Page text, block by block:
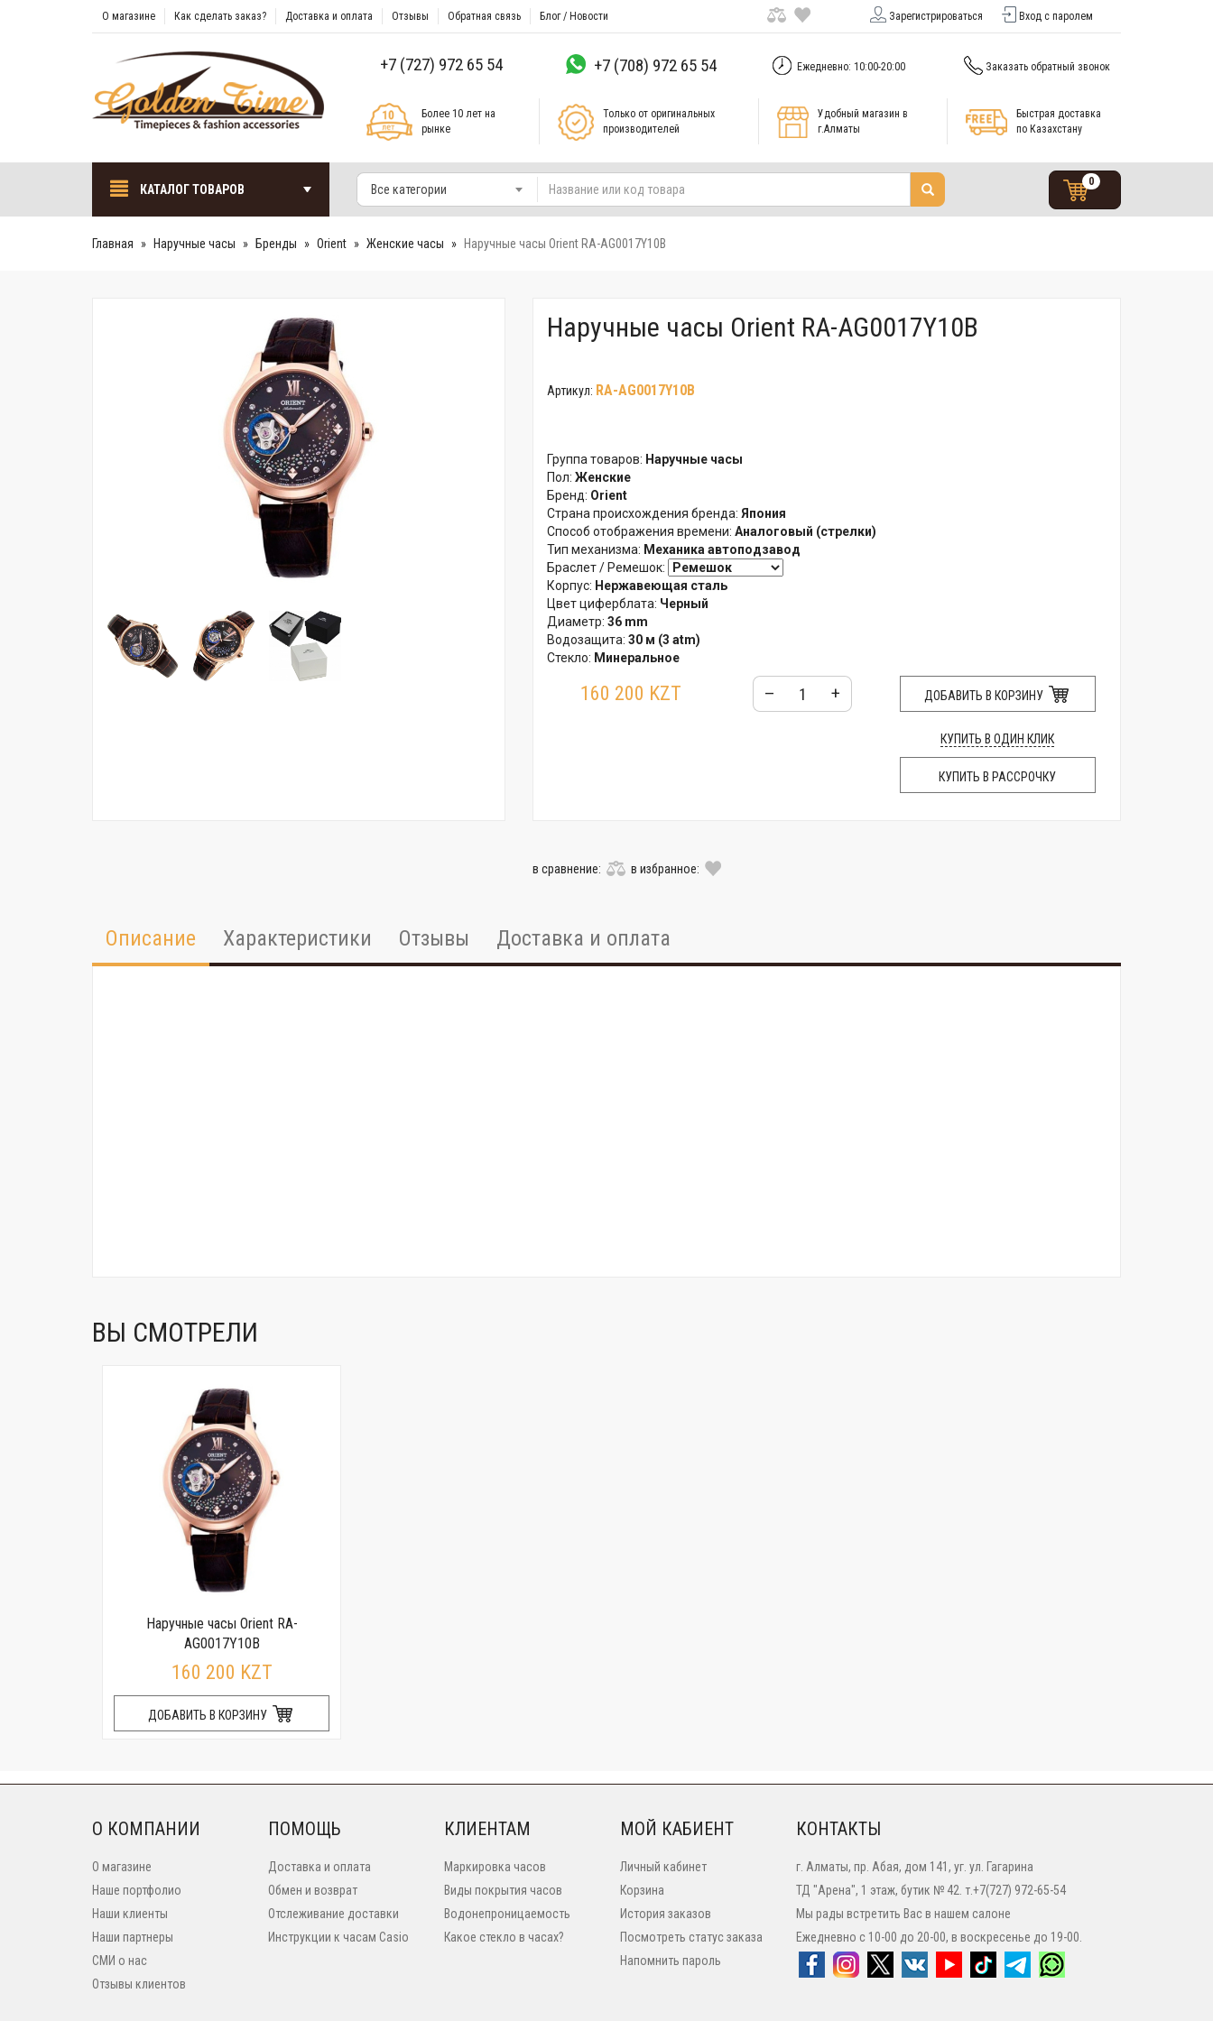
О магазине Как сделать заказ? Доставка и оплата Отзывы Обратная связь Блог / Новости Зарегистрироваться Вход с паролем
+7 (727) 972 65 54 +7 (708) 972 65 54 Ежедневно: 10:00-20:00 Заказать обратный звонок
Более 10 лет на
рынке
Только от оригинальных
производителей
Удобный магазин в
г.Алматы
Быстрая доставка
по Казахстану
КАТАЛОГ ТОВАРОВ Все категории
0
Главная Наручные часы Бренды Orient Женские часы Наручные часы Orient RA-AG0017Y10B
Наручные часы Orient RA-AG0017Y10B
Артикул: RA-AG0017Y10B
Группа товаров: Наручные часы
Пол: Женские
Бренд: Orient
Страна происхождения бренда: Япония
Способ отображения времени: Аналоговый (стрелки)
Тип механизма: Механика автоподзавод
Браслет / Ремешок:
Корпус: Нержавеющая сталь
Цвет циферблата: Черный
Диаметр: 36 mm
Водозащита: 30 м (3 atm)
Стекло: Минеральное
160 200 KZT – + ДОБАВИТЬ В КОРЗИНУ
КУПИТЬ В ОДИН КЛИК
КУПИТЬ В РАССРОЧКУ
в сравнение: в избранное:
Описание Характеристики Отзывы Доставка и оплата
ВЫ СМОТРЕЛИ
Наручные часы Orient RA-
AG0017Y10B
160 200 KZT
ДОБАВИТЬ В КОРЗИНУ
О КОМПАНИИ
О магазине
Наше портфолио
Наши клиенты
Наши партнеры
СМИ о нас
Отзывы клиентов
ПОМОЩЬ
Доставка и оплата
Обмен и возврат
Отслеживание доставки
Инструкции к часам Casio
КЛИЕНТАМ
Маркировка часов
Виды покрытия часов
Водонепроницаемость
Какое стекло в часах?
МОЙ КАБИЕНТ
Личный кабинет
Корзина
История заказов
Посмотреть статус заказа
Напомнить пароль
КОНТАКТЫ
г. Алматы, пр. Абая, дом 141, уг. ул. Гагарина
ТД "Арена", 1 этаж, бутик № 42. т.+7(727) 972-65-54
Мы рады встретить Вас в нашем салоне
Ежедневно с 10-00 до 20-00, в воскресенье до 19-00.